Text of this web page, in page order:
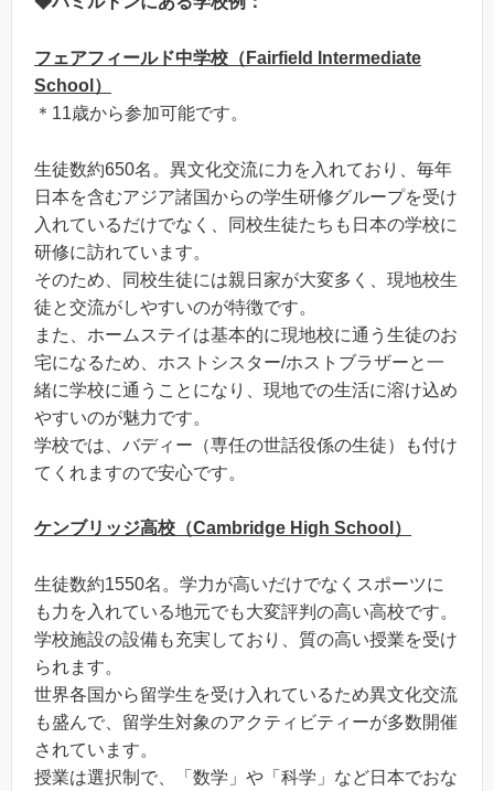
フェアフィールド中学校（Fairfield Intermediate
School ）
＊11歳から参加可能です。
生徒数約650名。異文化交流に力を入れており、毎年
日本を含むアジア諸国からの学生研修グループを受け
入れているだけでなく、同校生徒たちも日本の学校に
研修に訪れています。
そのため、同校生徒には親日家が大変多く、現地校生
徒と交流がしやすいのが特徴です。
また、ホームステイは基本的に現地校に通う生徒のお
宅になるため、ホストシスター/ホストブラザーと一
緒に学校に通うことになり、現地での生活に溶け込め
やすいのが魅力です。
学校では、バディー（専任の世話役係の生徒）も付け
てくれますので安心です。
ケンブリッジ高校（Cambridge High School ）
生徒数約1550名。学力が高いだけでなくスポーツに
も力を入れている地元でも大変評判の高い高校です。
学校施設の設備も充実しており、質の高い授業を受け
られます。
世界各国から留学生を受け入れているため異文化交流
も盛んで、留学生対象のアクティビティーが多数開催
されています。
授業は選択制で、「数学」や「科学」など日本でおな